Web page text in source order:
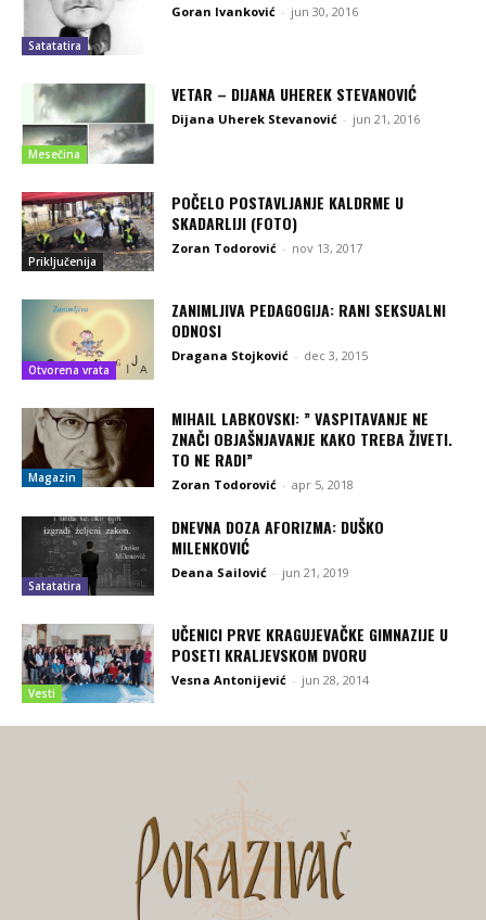
Satatatira
Goran Ivanković - jun 30, 2016
Mesečina
VETAR – DIJANA UHEREK STEVANOVIĆ
Dijana Uherek Stevanović - jun 21, 2016
Priključenija
POČELO POSTAVLJANJE KALDRME U
SKADARLIJI (FOTO)
Zoran Todorović - nov 13, 2017
Otvorena vrata
ZANIMLJIVA PEDAGOGIJA: RANI SEKSUALNI
ODNOSI
Dragana Stojković - dec 3, 2015
Magazin
MIHAIL LABKOVSKI: ” VASPITAVANJE NE
ZNAČI OBJAŠNJAVANJE KAKO TREBA ŽIVETI.
TO NE RADI”
Zoran Todorović - apr 5, 2018
Satatatira
DNEVNA DOZA AFORIZMA: DUŠKO
MILENKOVIĆ
Deana Sailović - jun 21, 2019
Vesti
UČENICI PRVE KRAGUJEVAČKE GIMNAZIJE U
POSETI KRALJEVSKOM DVORU
Vesna Antonijević - jun 28, 2014